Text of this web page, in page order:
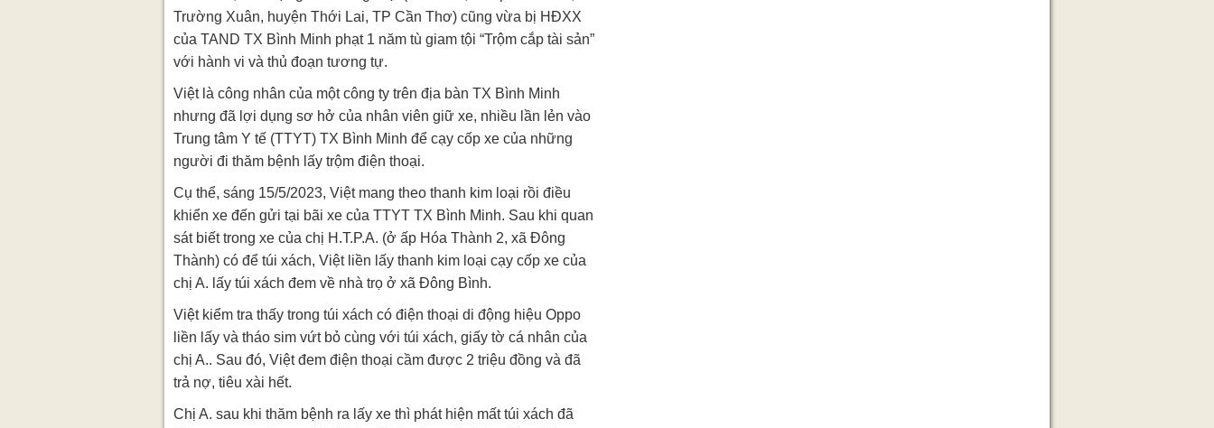
Trường Xuân, huyện Thới Lai, TP Cần Thơ) cũng vừa bị HĐXX
của TAND TX Bình Minh phạt 1 năm tù giam tội “Trộm cắp tài sản”
với hành vi và thủ đoạn tương tự.
Việt là công nhân của một công ty trên địa bàn TX Bình Minh
nhưng đã lợi dụng sơ hở của nhân viên giữ xe, nhiều lần lẻn vào
Trung tâm Y tế (TTYT) TX Bình Minh để cạy cốp xe của những
người đi thăm bệnh lấy trộm điện thoại.
Cụ thể, sáng 15/5/2023, Việt mang theo thanh kim loại rồi điều
khiển xe đến gửi tại bãi xe của TTYT TX Bình Minh. Sau khi quan
sát biết trong xe của chị H.T.P.A. (ở ấp Hóa Thành 2, xã Đông
Thành) có để túi xách, Việt liền lấy thanh kim loại cạy cốp xe của
chị A. lấy túi xách đem về nhà trọ ở xã Đông Bình.
Việt kiểm tra thấy trong túi xách có điện thoại di động hiệu Oppo
liền lấy và tháo sim vứt bỏ cùng với túi xách, giấy tờ cá nhân của
chị A.. Sau đó, Việt đem điện thoại cầm được 2 triệu đồng và đã
trả nợ, tiêu xài hết.
Chị A. sau khi thăm bệnh ra lấy xe thì phát hiện mất túi xách đã